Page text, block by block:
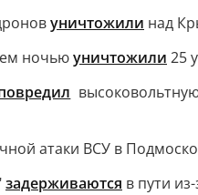
уничтожили над
ночьюуничтожили 25
атаки ВСУ в
задерживаются в пути